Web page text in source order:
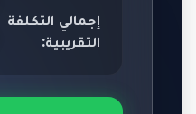
إجمالي التكلفة
التقريبية: